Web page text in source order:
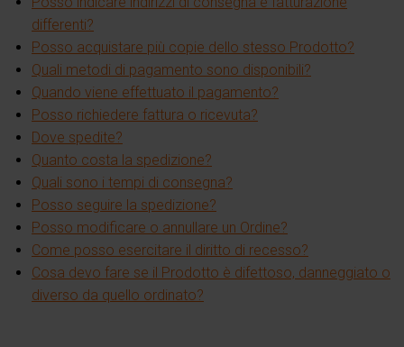
differenti?
Posso acquistare più copie dello stesso Prodotto?
Quali metodi di pagamento sono disponibili?
Quando viene effettuato il pagamento?
Posso richiedere fattura o ricevuta?
Dove spedite?
Quanto costa la spedizione?
Quali sono i tempi di consegna?
Posso seguire la spedizione?
Posso modificare o annullare un Ordine?
Come posso esercitare il diritto di recesso?
Cosa devo fare se il Prodotto è difettoso, danneggiato o
diverso da quello ordinato?